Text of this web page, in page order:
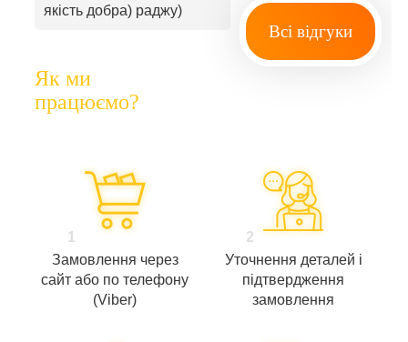
якість добра) раджу)
Всі відгуки
Як ми
працюємо?
1
Замовлення через
сайт або по телефону
(Viber)
2
Уточнення деталей і
підтвердження
замовлення